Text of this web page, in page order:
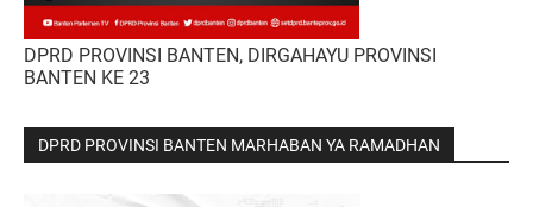
DPRD PROVINSI BANTEN, DIRGAHAYU PROVINSI
BANTEN KE 23
DPRD PROVINSI BANTEN MARHABAN YA RAMADHAN